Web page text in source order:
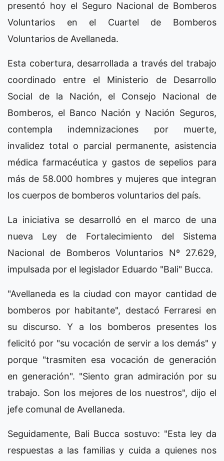
presentó hoy el Seguro Nacional de Bomberos
Voluntarios en el Cuartel de Bomberos
Voluntarios de Avellaneda.
Esta cobertura, desarrollada a través del trabajo
coordinado entre el Ministerio de Desarrollo
Social de la Nación, el Consejo Nacional de
Bomberos, el Banco Nación y Nación Seguros,
contempla indemnizaciones por muerte,
invalidez total o parcial permanente, asistencia
médica farmacéutica y gastos de sepelios para
más de 58.000 hombres y mujeres que integran
los cuerpos de bomberos voluntarios del país.
La iniciativa se desarrolló en el marco de una
nueva Ley de Fortalecimiento del Sistema
Nacional de Bomberos Voluntarios Nº 27.629,
impulsada por el legislador Eduardo "Bali" Bucca.
"Avellaneda es la ciudad con mayor cantidad de
bomberos por habitante", destacó Ferraresi en
su discurso. Y a los bomberos presentes los
felicitó por "su vocación de servir a los demás" y
porque "trasmiten esa vocación de generación
en generación". "Siento gran admiración por su
trabajo. Son los mejores de los nuestros", dijo el
jefe comunal de Avellaneda.
Seguidamente, Bali Bucca sostuvo: "Esta ley da
respuestas a las familias y cuida a quienes nos